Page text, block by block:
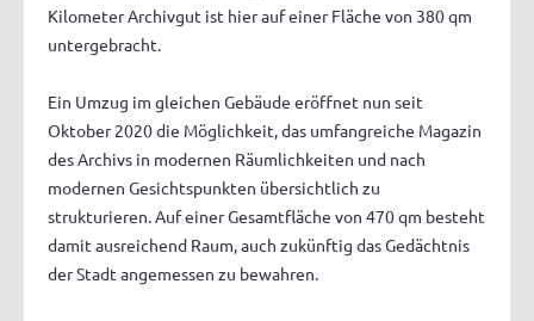
Kilometer Archivgut ist hier auf einer Fläche von 380 qm
untergebracht.
Ein Umzug im gleichen Gebäude eröffnet nun seit
Oktober 2020 die Möglichkeit, das umfangreiche Magazin
des Archivs in modernen Räumlichkeiten und nach
modernen Gesichtspunkten übersichtlich zu
strukturieren. Auf einer Gesamtfläche von 470 qm besteht
damit ausreichend Raum, auch zukünftig das Gedächtnis
der Stadt angemessen zu bewahren.